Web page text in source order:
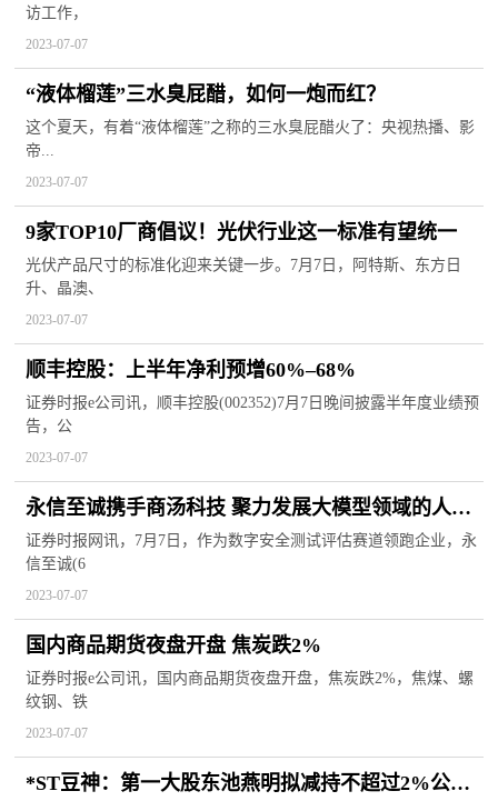
访工作，
2023-07-07
“液体榴莲”三水臭屁醋，如何一炮而红？
这个夏天，有着“液体榴莲”之称的三水臭屁醋火了：央视热播、影
帝...
2023-07-07
9家TOP10厂商倡议！光伏行业这一标准有望统一
光伏产品尺寸的标准化迎来关键一步。7月7日，阿特斯、东方日
升、晶澳、
2023-07-07
顺丰控股：上半年净利预增60%–68%
证券时报e公司讯，顺丰控股(002352)7月7日晚间披露半年度业绩预
告，公
2023-07-07
永信至诚携手商汤科技 聚力发展大模型领域的人工
智能安全测试
证券时报网讯，7月7日，作为数字安全测试评估赛道领跑企业，永
信至诚(6
2023-07-07
国内商品期货夜盘开盘 焦炭跌2%
证券时报e公司讯，国内商品期货夜盘开盘，焦炭跌2%，焦煤、螺
纹钢、铁
2023-07-07
*ST豆神：第一大股东池燕明拟减持不超过2%公司